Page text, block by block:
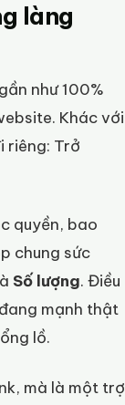
làng
như 100%
Khác với
riêng: Trở
quyền, bao
chung sức
Số lượng. Điều
mạnh thật
lồ.
mà là một trợ